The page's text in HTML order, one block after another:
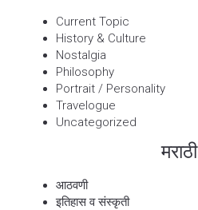
Current Topic
History & Culture
Nostalgia
Philosophy
Portrait / Personality
Travelogue
Uncategorized
मराठी
आठवणी
इतिहास व संस्कृती